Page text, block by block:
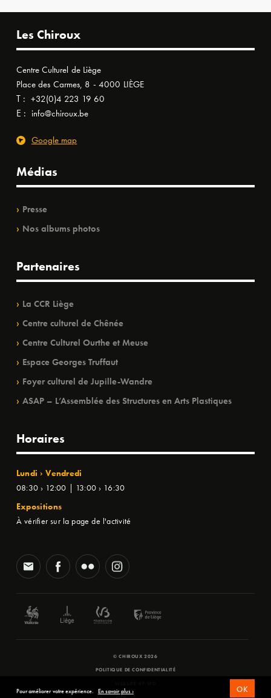
Les Chiroux
Centre Culturel de Liège
Place des Carmes, 8 - 4000 LIÈGE
T : +32(0)4 223 19 60
E : info@chiroux.be
Google map
Médias
Presse
Nos albums photos
Partenaires
La CCR Liège
Centre culturel de Chênée
Centre Culturel Ourthe et Meuse
Espace Georges Truffaut
Foyer culturel de Jupille-Wandre
ASAP – L’Assemblée des Structures en Arts Plastiques
Horaires
Lundi › Vendredi
08:30 › 12:00 | 13:00 › 16:30
Expositions
À vérifier sur la page de l'activité
© CHIROUX 2026
POLITIQUE DE CONFIDENTIALITÉ
Pour améliorer votre expérience. En savoir plus › OK